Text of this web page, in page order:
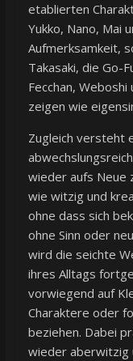
etablierten
Yukko, Nano, Mai
Aufmerksamkeit,
Takasaki, die Go-
Fecchan,
zeigen wie
Zugleich versteht
wieder aufs Neue
wie witzig und
ohne dass sich
ohne Sinn oder
wird die seichte
ihres Alltags
vorwiegend auf
Charaktere oder
beziehen. Dabei
wieder aberwitzig